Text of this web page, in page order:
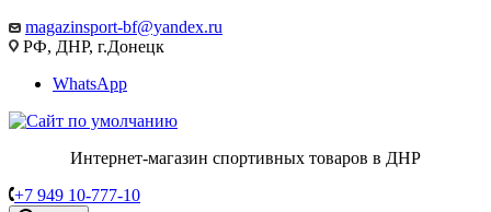
magazinsport-bf@yandex.ru
РФ, ДНР, г.Донецк
WhatsApp
Интернет-магазин спортивных товаров в ДНР
+7 949 10-777-10